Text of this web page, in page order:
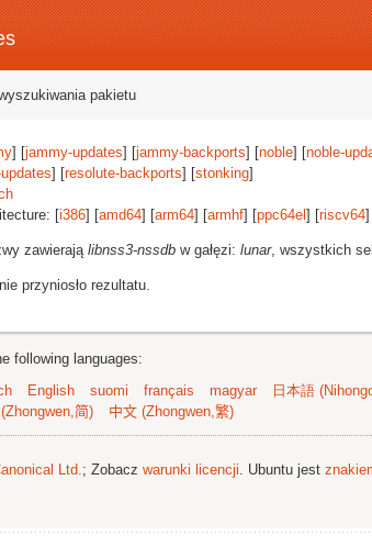
pakietu
] [jammy-updates] [jammy-backports] [noble] [noble-
] [resolute-backports] [stonking]
[i386] [amd64] [arm64] [armhf] [ppc64el ] [riscv64
zawierają libnss3-nssdb w gałęzi: lunar, wszystkich
przyniosło rezultatu.
following languages:
English suomi français magyar 日本語
简) 中文 (Zhongwen,繁)
Ltd.; Zobacz warunki licencji. Ubuntu jest